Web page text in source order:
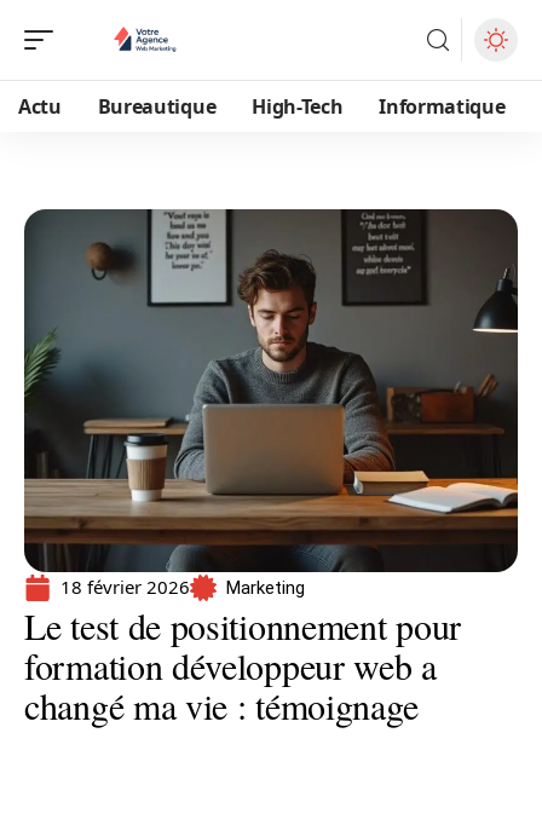
Actu Bureautique High-Tech Informatique
18 février 2026 Marketing
Le test de positionnement pour
formation développeur web a
changé ma vie : témoignage